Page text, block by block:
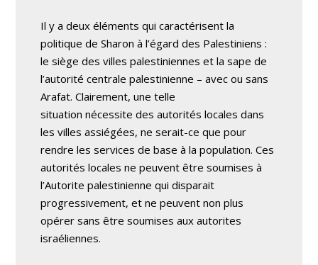
Il y a deux éléments qui caractérisent la
politique de Sharon à l’égard des Palestiniens :
le siège des villes palestiniennes et la sape de
l’autorité centrale palestinienne – avec ou sans
Arafat. Clairement, une telle
situation nécessite des autorités locales dans
les villes assiégées, ne serait-ce que pour
rendre les services de base à la population. Ces
autorités locales ne peuvent être soumises à
l’Autorite palestinienne qui disparait
progressivement, et ne peuvent non plus
opérer sans être soumises aux autorites
israéliennes.